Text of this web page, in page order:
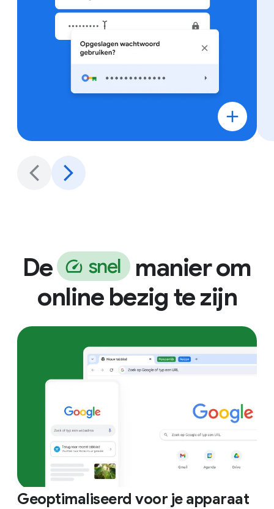
De snel manier om
online bezig te zijn
Geoptimaliseerd voor je apparaat